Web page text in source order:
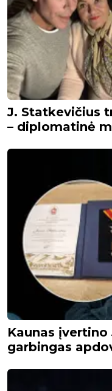
J. Statkevičius
– diplomatinė
Kaunas
garbingas